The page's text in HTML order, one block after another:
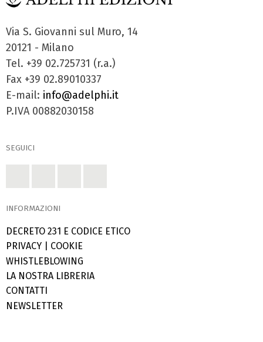
Via S. Giovanni sul Muro, 14
20121 - Milano
Tel. +39 02.725731 (r.a.)
Fax +39 02.89010337
E-mail: info@adelphi.it
P.IVA 00882030158
SEGUICI
INFORMAZIONI
DECRETO 231 E CODICE ETICO
PRIVACY
COOKIE
WHISTLEBLOWING
LA NOSTRA LIBRERIA
CONTATTI
NEWSLETTER